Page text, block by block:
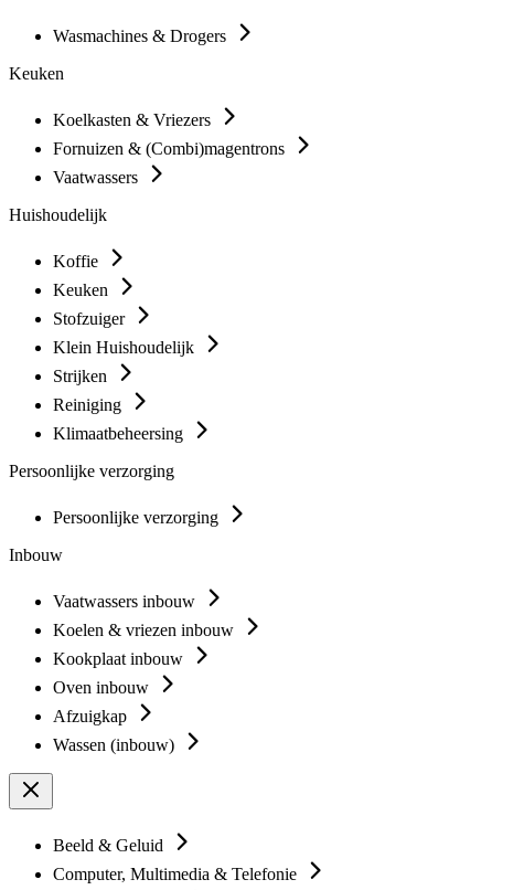
Wasmachines & Drogers
Keuken
Koelkasten & Vriezers
Fornuizen & (Combi)magentrons
Vaatwassers
Huishoudelijk
Koffie
Keuken
Stofzuiger
Klein Huishoudelijk
Strijken
Reiniging
Klimaatbeheersing
Persoonlijke verzorging
Persoonlijke verzorging
Inbouw
Vaatwassers inbouw
Koelen & vriezen inbouw
Kookplaat inbouw
Oven inbouw
Afzuigkap
Wassen (inbouw)
Beeld & Geluid
Computer, Multimedia & Telefonie